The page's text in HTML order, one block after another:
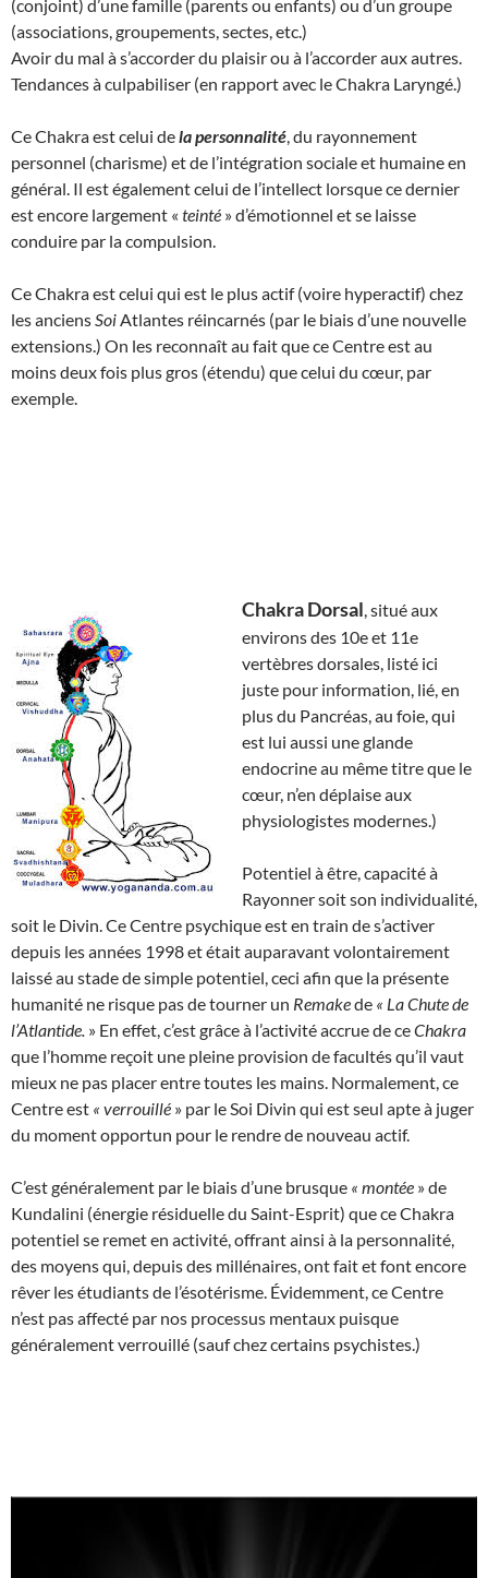
(conjoint) d’une famille (parents ou enfants) ou d’un groupe
(associations, groupements, sectes, etc.)
Avoir du mal à s’accorder du plaisir ou à l’accorder aux autres.
Tendances à culpabiliser (en rapport avec le Chakra Laryngé.)
Ce Chakra est celui dela personnalité, du rayonnement
personnel (charisme) et de l’intégration sociale et humaine en
général. Il est également celui de l’intellect lorsque ce dernier
est encore largement « teinté » d’émotionnel et se laisse
conduire par la compulsion.
Ce Chakra est celui qui est le plus actif (voire hyperactif) chez
les anciensSoiAtlantes réincarnés (par le biais d’une nouvelle
extensions.) On les reconnaît au fait que ce Centre est au
moins deux fois plus gros (étendu) que celui du cœur, par
exemple.
Chakra Dorsal, situé aux
environs des 10e et 11e
vertèbres dorsales, listé ici
juste pour information, lié, en
plus du Pancréas, au foie, qui
est lui aussi une glande
endocrine au même titre que le
cœur, n’en déplaise aux
physiologistes modernes.)
Potentiel à être, capacité à
Rayonner soit son individualité,
soit le Divin. Ce Centre psychique est en train de s’activer
depuis les années 1998 et était auparavant volontairement
laissé au stade de simple potentiel, ceci afin que la présente
humanité ne risque pas de tourner un Remakede « La Chute de
l’Atlantide. » En effet, c’est grâce à l’activité accrue de ceChakra
que l’homme reçoit une pleine provision de facultés qu’il vaut
mieux ne pas placer entre toutes les mains. Normalement, ce
Centre est « verrouillé » par le Soi Divin qui est seul apte à juger
du moment opportun pour le rendre de nouveau actif.
C’est généralement par le biais d’une brusque « montée » de
Kundalini (énergie résiduelle du Saint-Esprit) que ce Chakra
potentiel se remet en activité, offrant ainsi à la personnalité,
des moyens qui, depuis des millénaires, ont fait et font encore
rêver les étudiants de l’ésotérisme. Évidemment, ce Centre
n’est pas affecté par nos processus mentaux puisque
généralement verrouillé (sauf chez certains psychistes.)